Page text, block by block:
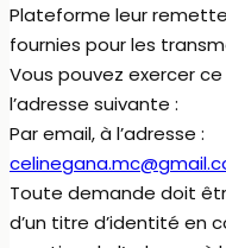
Plateforme leur
fournies pour les
Vous pouvez exercer
l’adresse suivante :
Par email, à l’adresse :
Toute demande doit
d’un titre d’identité en